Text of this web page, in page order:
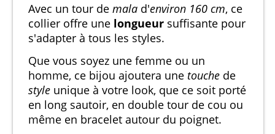
Avec un tour de mala d'environ 160 cm, ce
collier offre une longueur suffisante pour
s'adapter à tous les styles.
Que vous soyez une femme ou un
homme, ce bijou ajoutera une touche de
style unique à votre look, que ce soit porté
en long sautoir, en double tour de cou ou
même en bracelet autour du poignet.